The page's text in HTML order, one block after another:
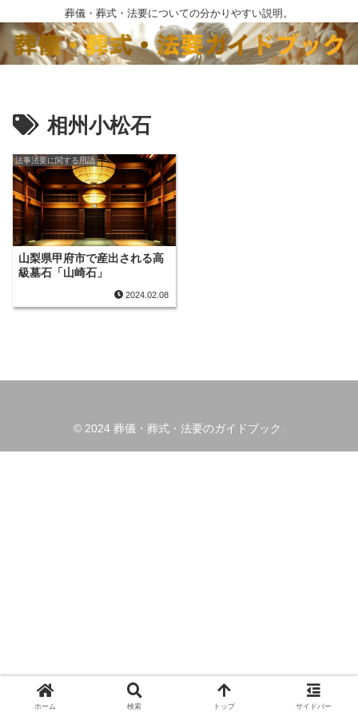
葬儀・葬式・法要についての分かりやすい説明。
相州小松石
法事法要に関する用語
山梨県甲府市で産出される高
級墓石「山崎石」
2024.02.08
© 2024 葬儀・葬式・法要のガイドブック.
ホーム 検索 トップ サイドバー